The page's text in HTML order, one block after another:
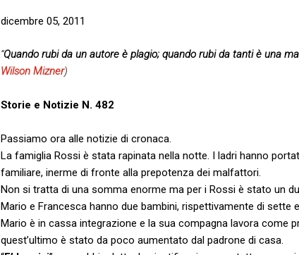
dicembre 05, 2011
“Quando rubi da un autore è plagio; quando rubi da tanti è una
Wilson Mizner)
Storie e Notizie N. 482
Passiamo ora alle notizie di cronaca.
La famiglia Rossi è stata rapinata nella notte. I ladri hanno
familiare, inerme di fronte alla prepotenza dei malfattori.
Non si tratta di una somma enorme ma per i Rossi è stato un
Mario e Francesca hanno due bambini, rispettivamente di sette
Mario è in cassa integrazione e la sua compagna lavora come
quest’ultimo è stato da poco aumentato dal padrone di casa.